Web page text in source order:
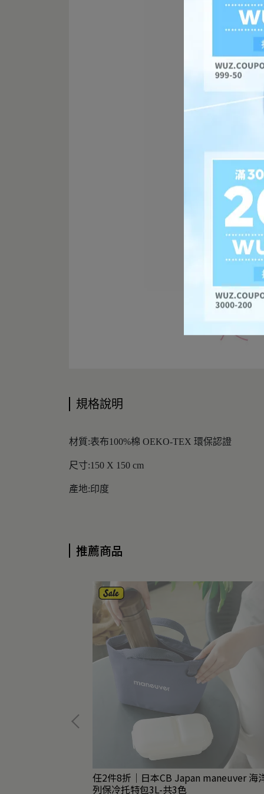
規格說明
材質:表布100%棉 OEKO-TEX 環保認證
尺寸:150 X 150 cm
產地:印度
推薦商品
任2件8折｜日本CB Japan maneuver 海
列保冷托特包3L-共3色